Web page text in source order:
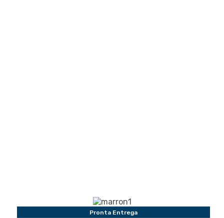
Pronta Entrega